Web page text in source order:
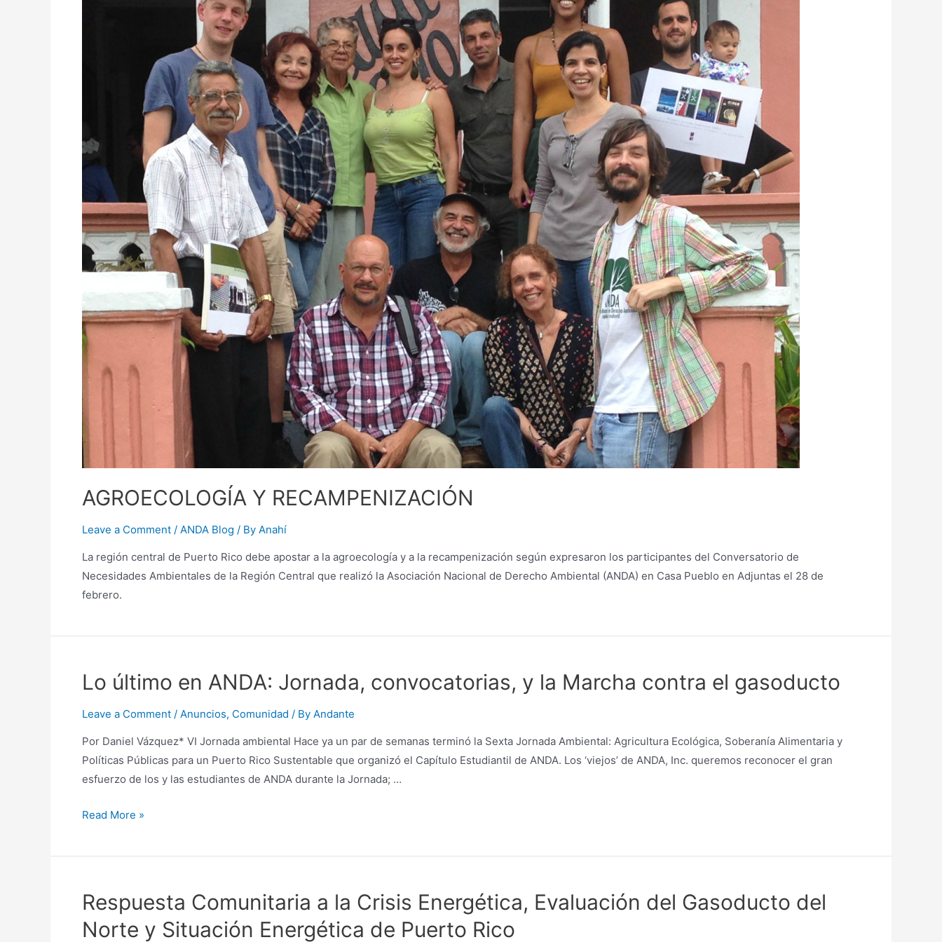
AGROECOLOGÍA Y RECAMPENIZACIÓN
Leave a Comment / ANDA Blog / By Anahí
La región central de Puerto Rico debe apostar a la agroecología y a la recampenización según expresaron los participantes del Conversatorio de
Necesidades Ambientales de la Región Central que realizó la Asociación Nacional de Derecho Ambiental (ANDA) en Casa Pueblo en Adjuntas el 28 de
febrero.
Lo último en ANDA: Jornada, convocatorias, y la Marcha contra el gasoducto
Leave a Comment / Anuncios, Comunidad / By Andante
Por Daniel Vázquez* VI Jornada ambiental Hace ya un par de semanas terminó la Sexta Jornada Ambiental: Agricultura Ecológica, Soberanía Alimentaria y
Políticas Públicas para un Puerto Rico Sustentable que organizó el Capítulo Estudiantil de ANDA. Los ‘viejos’ de ANDA, Inc. queremos reconocer el gran
esfuerzo de los y las estudiantes de ANDA durante la Jornada; …
Lo
convocatorias,
y
Read More »
Respuesta Comunitaria a la Crisis Energética, Evaluación del Gasoducto del
Norte y Situación Energética de Puerto Rico